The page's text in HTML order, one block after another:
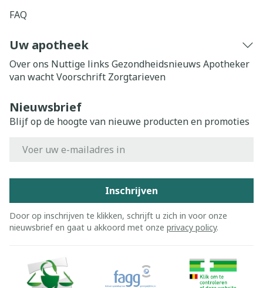
FAQ
Uw apotheek
Over ons Nuttige links Gezondheidsnieuws Apotheker
van wachtVoorschrift Zorgtarieven
Nieuwsbrief
Blijf op de hoogte van nieuwe producten en promoties
Inschrijven
Door op inschrijven te klikken, schrijft u zich in voor onze
nieuwsbrief en gaat u akkoord met onze privacy policy.